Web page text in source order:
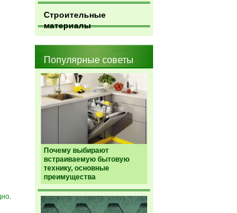
Строительные
материалы
Популярные советы
Почему выбирают
встраиваемую бытовую
технику, основные
преимущества
.